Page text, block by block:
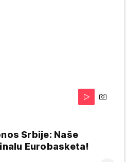
Srbije: Naše
Eurobasketa!